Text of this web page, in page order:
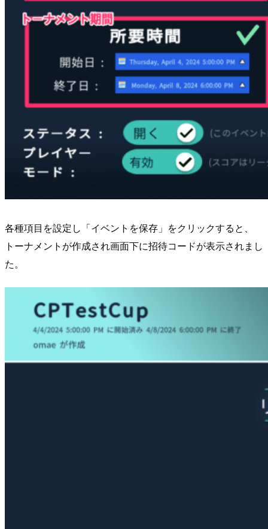
各種項目を設定し「イベントを保存」をクリックすると、
トーナメントが作成され画面下に招待コードが表示されまし
た。